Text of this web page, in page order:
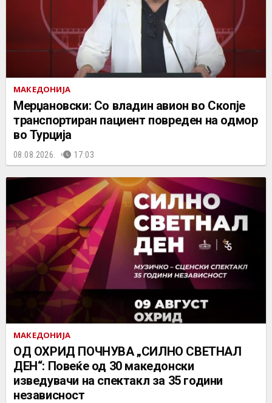
МАКЕДОНИЈА
Мерџановски: Со владин авион во Скопје
транспортиран пациент повреден на одмор
во Турција
08.08.2026. 17:03
МАКЕДОНИЈА
ОД ОХРИД ПОЧНУВА „СИЛНО СВЕТНАЛ
ДЕН“: Повеќе од 30 македонски
изведувачи на спектакл за 35 години
независност